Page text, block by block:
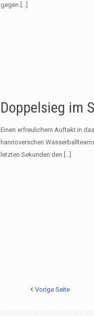
gegen […]
Doppelsieg im
Einen erfreulichern Auftakt in
hannoverschen
letzten Sekunden den […]
Vorige Seite